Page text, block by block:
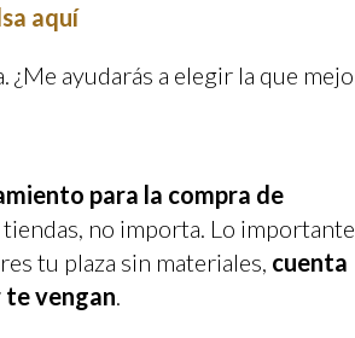
aquí
ayudarás a elegir la que
para la compra de
tiendas, no importa. Lo importante
tu plaza sin materiales, cuenta
vengan.